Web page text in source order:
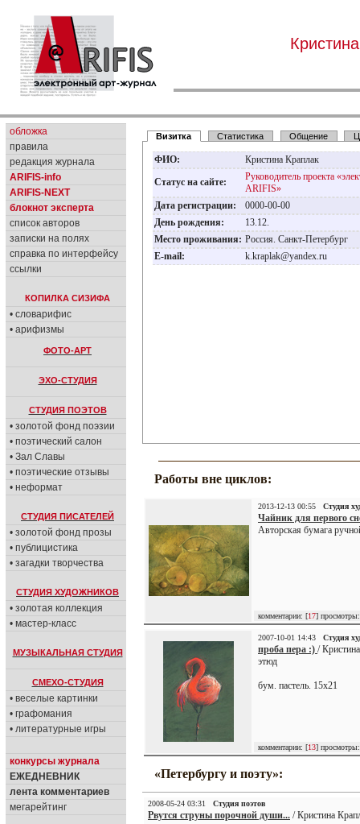
обложка
правила
редакция журнала
ARIFIS-info
ARIFIS-NEXT
блокнот эксперта
список авторов
записки на полях
справка по интерфейсу
ссылки
КОПИЛКА СИЗИФА
• словарифис
• арифизмы
ФОТО-АРТ
ЭХО-СТУДИЯ
СТУДИЯ ПОЭТОВ
• золотой фонд поэзии
• поэтический салон
• Зал Славы
• поэтические отзывы
• неформат
СТУДИЯ ПИСАТЕЛЕЙ
• золотой фонд прозы
• публицистика
• загадки творчества
СТУДИЯ ХУДОЖНИКОВ
• золотая коллекция
• мастер-класс
МУЗЫКАЛЬНАЯ СТУДИЯ
СМЕХО-СТУДИЯ
• веселые картинки
• графомания
• литературные игры
конкурсы журнала
ЕЖЕДНЕВНИК
лента комментариев
мегарейтинг
Визитка Статистика Общение
ФИО:
Кристина Краплак
Статус на сайте:
Руководитель проекта
ARIFIS»
Дата регистрации:
0000-00-00
День рождения:
13.12.
Место проживания: Россия. Санкт-Петербург
E-mail:
k.kraplak@yandex.ru
Работы вне циклов:
2013-12-13 00:55 Студия
Чайник для первого
Авторская бумага
комментарии: [17]
2007-10-01 14:43 Студия
проба пера :) /
этюд
бум. пастель. 15х21
комментарии: [13]
«Петербургу и поэту»:
2008-05-24 03:31 Студия поэтов
Рвутся струны порочной души... / Кристина